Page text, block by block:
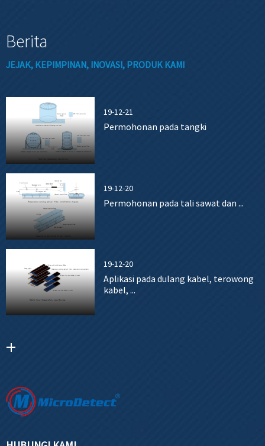
Berita
JEJAK, KEPIMPINAN, INOVASI, PRODUK KAMI
19-12-21
Permohonan pada tangki
19-12-20
Permohonan pada tali sawat dan ...
19-12-20
Aplikasi pada dulang kabel, terowong
kabel, ...